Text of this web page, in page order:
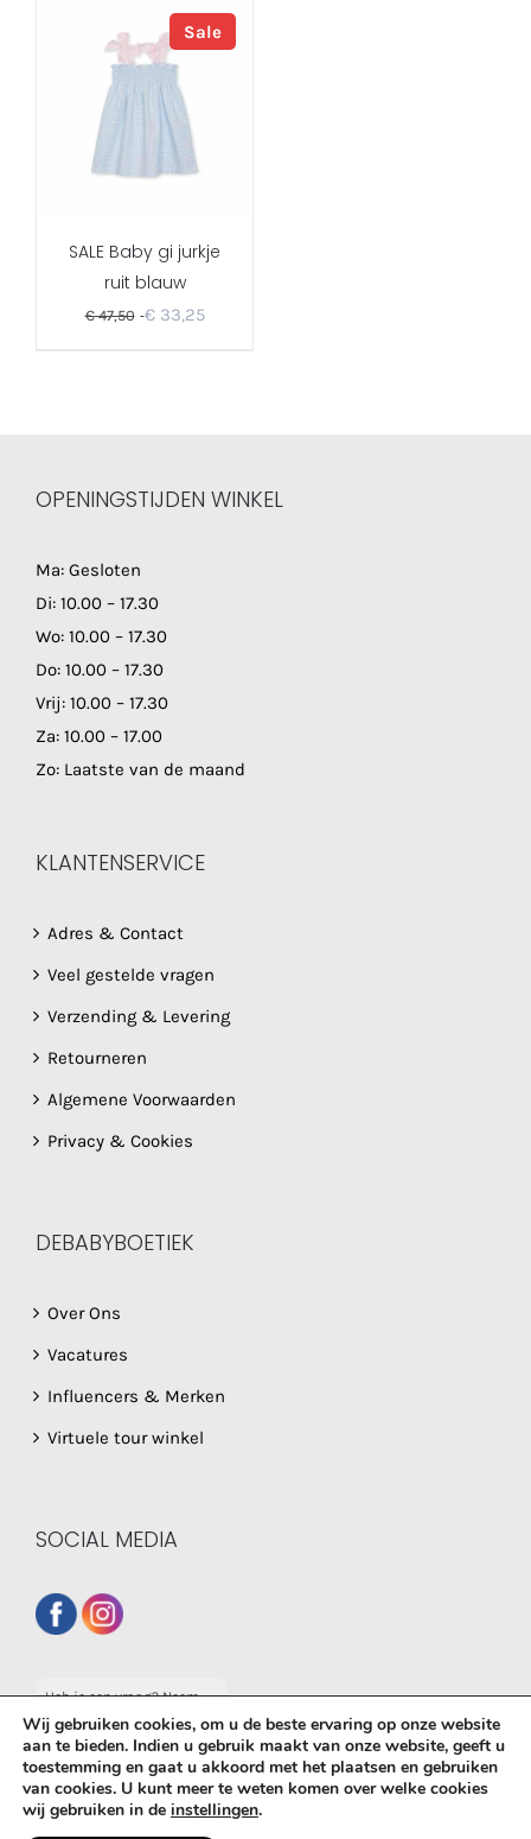
Sale
SALE Baby gi jurkje
ruit blauw
€47,50 €33,25
OPENINGSTIJDEN WINKEL
Ma: Gesloten
Di: 10.00 – 17.30
Wo: 10.00 – 17.30
Do: 10.00 – 17.30
Vrij: 10.00 – 17.30
Za: 10.00 – 17.00
Zo: Laatste van de maand
KLANTENSERVICE
Adres & Contact
Veel gestelde vragen
Verzending & Levering
Retourneren
Algemene Voorwaarden
Privacy & Cookies
DEBABYBOETIEK
Over Ons
Vacatures
Influencers & Merken
Virtuele tour winkel
SOCIAL MEDIA
© Copyright 2026 De Babyboetiek | Powered byMplusKASSA
Woocommerce&WooCommerce Kassasysteem
Heb je een vraag? Neem
dan gerust contact op
met onze whatsapp
service!
Wij gebruiken cookies, om u de beste ervaring op onze website
aan te bieden. Indien u gebruik maakt van onze website, geeft u
toestemming en gaat u akkoord met het plaatsen en gebruiken
van cookies. U kunt meer te weten komen over welke cookies
wij gebruiken in de instellingen.